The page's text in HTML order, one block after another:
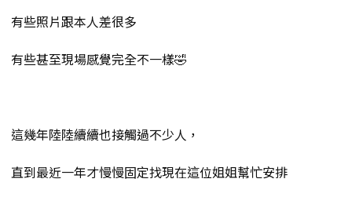
有些照片跟本人差很多
有些甚至現場感覺完全不一樣🤣
這幾年陸陸續續也接觸過不少人，
直到最近一年才慢慢固定找現在這位姐姐幫忙安排